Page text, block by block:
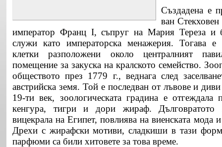
Създадена е
ван
император Франц I, съпруг на Мария Тереза и
служи като императорска менажерия. Тогава
клетки разположени около централният
помещение за закуска на кралското семейство.
обществото през 1779 г., веднага след
австрийска земя. Той е последван от лъвове и
19-ти век, зоологическата градина е
кенгура, тигри и дори жираф. Дълговратото
вицекрала на Египет, повлиява на виенската мода
Дрехи с жирафски мотиви, сладкиши в тази
парфюми са били хитовете за това време.